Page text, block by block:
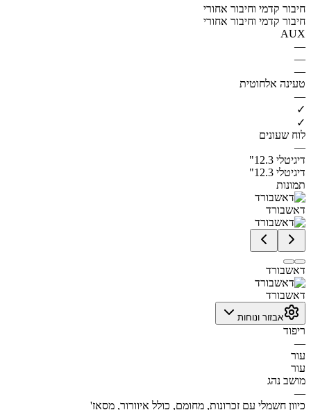
חיבור קדמי וחיבור אחורי
חיבור קדמי וחיבור אחורי
AUX
—
—
—
טעינה אלחוטית
—
✓
✓
לוח שעונים
—
דיגיטלי 12.3"
דיגיטלי 12.3"
תמונות
דאשבורד
דאשבורד
דאשבורד
אבזור ונוחות
ריפוד
—
עור
עור
מושב נהג
—
כיוון חשמלי עם זכרונות, מחומם, כולל איוורור, מסאז'